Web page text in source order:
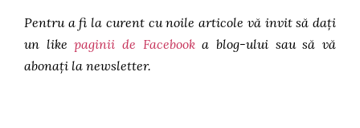
Pentru a fi la curent cu noile articole vă invit să dați
un likepaginii de Facebooka blog-ului sau să vă
abonați la newsletter.